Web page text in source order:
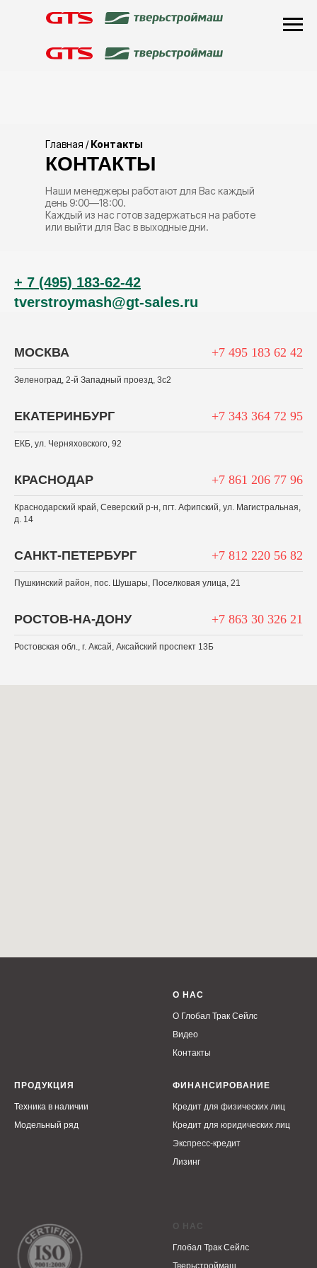
КОНТАКТЫ
Главная /Контакты
Наши менеджеры работают для Вас каждый
день 9:00—18:00.
Каждый из нас готов задержаться на работе
или выйти для Вас в выходные дни.
+ 7 (495) 183-62-42
tverstroymash@gt-sales.ru
МОСКВА +7 495 183 62 42
Зеленоград, 2-й Западный проезд, 3c2
ЕКАТЕРИНБУРГ +7 343 364 72 95
ЕКБ, ул. Черняховского, 92
КРАСНОДАР +7 861 206 77 96
Краснодарский край, Северский р-н, пгт. Афипский, ул. Магистральная,
д. 14
САНКТ-ПЕТЕРБУРГ +7 812 220 56 82
Пушкинский район, пос. Шушары, Поселковая улица, 21
РОСТОВ-НА-ДОНУ +7 863 30 326 21
Ростовская обл., г. Аксай, Аксайский проспект 13Б
О НАС
О Глобал Трак Сейлс
Видео
Контакты
ПРОДУКЦИЯ
Техника в наличии
Модельный ряд
ФИНАНСИРОВАНИЕ
Кредит для физических лиц
Кредит для юридических лиц
Экспресс-кредит
Лизинг
О НАС
Глобал Трак Сейлс
Тверьстроймаш